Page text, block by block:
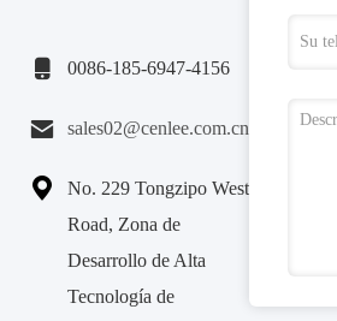
 0086-185-6947-4156
 sales02@cenlee.com.cn

No. 229 Tongzipo West
Road, Zona de
Desarrollo de Alta
Tecnología de